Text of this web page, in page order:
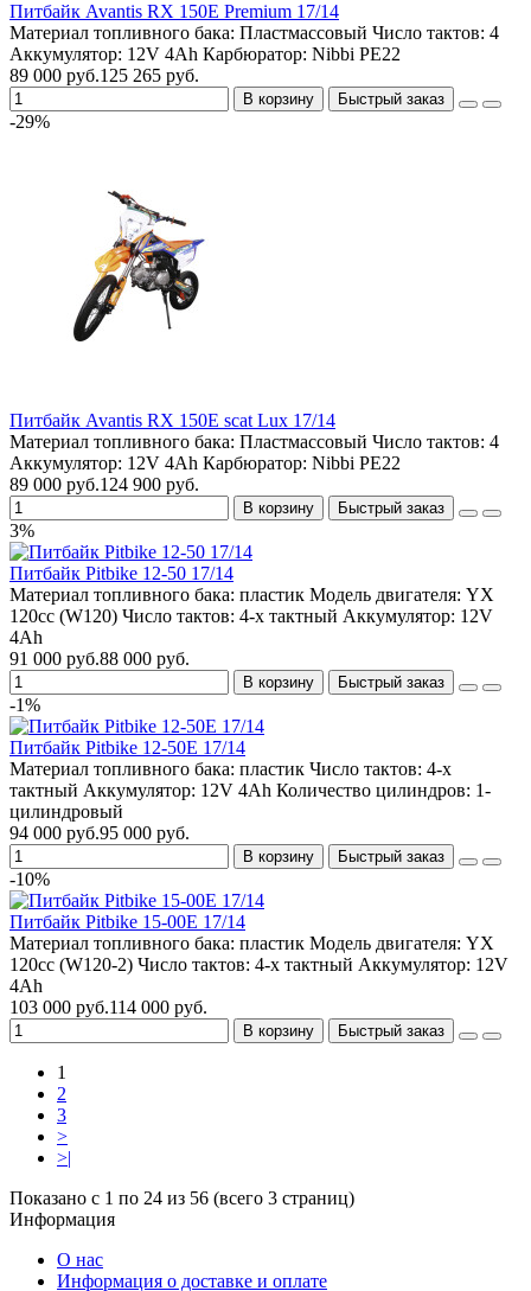
Питбайк Avantis RX 150E Premium 17/14
Материал топливного бака: Пластмассовый Число тактов: 4
Аккумулятор: 12V 4Ah Карбюратор: Nibbi PE22
89 000 руб.125 265 руб.
В корзину Быстрый заказ
-29%
Питбайк Avantis RX 150E scat Lux 17/14
Материал топливного бака: Пластмассовый Число тактов: 4
Аккумулятор: 12V 4Ah Карбюратор: Nibbi PE22
89 000 руб.124 900 руб.
В корзину Быстрый заказ
3%
Питбайк Pitbike 12-50 17/14
Материал топливного бака: пластик Модель двигателя: YX
120cc (W120) Число тактов: 4-х тактный Аккумулятор: 12V
4Ah
91 000 руб.88 000 руб.
В корзину Быстрый заказ
-1%
Питбайк Pitbike 12-50E 17/14
Материал топливного бака: пластик Число тактов: 4-х
тактный Аккумулятор: 12V 4Ah Количество цилиндров: 1-
цилиндровый
94 000 руб.95 000 руб.
В корзину Быстрый заказ
-10%
Питбайк Pitbike 15-00E 17/14
Материал топливного бака: пластик Модель двигателя: YX
120сс (W120-2) Число тактов: 4-х тактный Аккумулятор: 12V
4Ah
103 000 руб.114 000 руб.
В корзину Быстрый заказ
1
2
3
>
>|
Показано с 1 по 24 из 56 (всего 3 страниц)
Информация
О нас
Информация о доставке и оплате